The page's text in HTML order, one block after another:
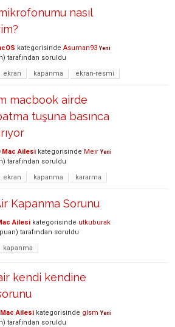
nasıl
kategorisinde Asuman93 Yeni
tarafından soruldu
ekran kapanma ekran-resmi
macbook airde
tuşuna basınca
Mac Ailesi kategorisinde Meır Yeni
tarafından soruldu
ekran kapanma kararma
Kapanma Sorunu
Ailesi kategorisinde utkuburak
puan) tarafından soruldu
kapanma
kendi kendine
Mac Ailesi kategorisinde glsm Yeni
tarafından soruldu